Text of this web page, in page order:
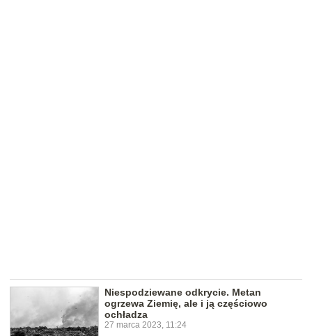
Niespodziewane odkrycie. Metan
ogrzewa Ziemię, ale i ją częściowo
ochładza
27 marca 2023, 11:24